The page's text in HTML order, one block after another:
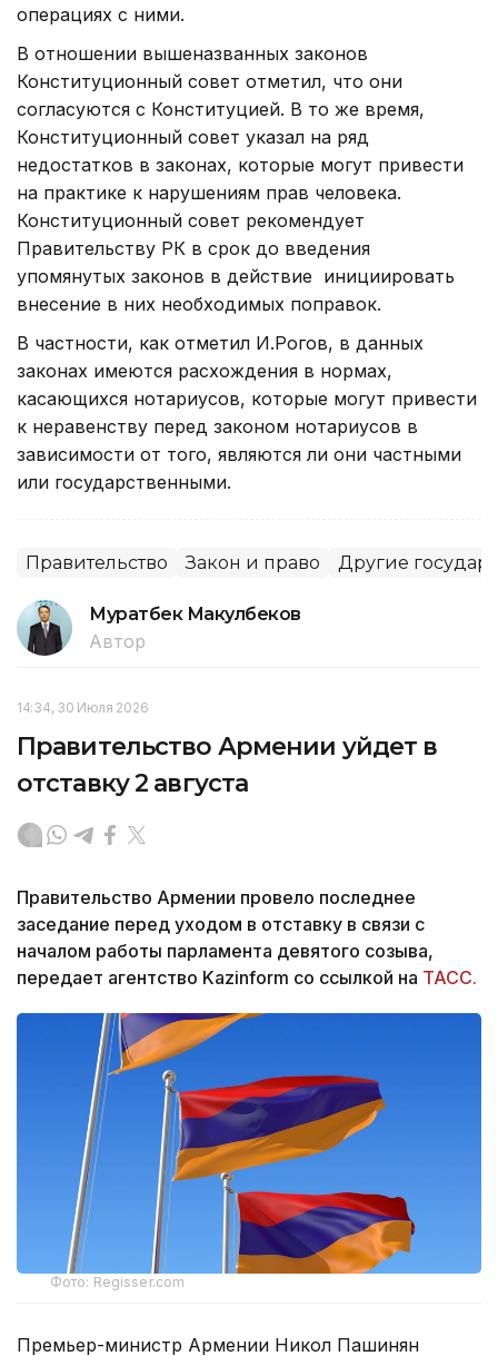
операциях с ними.
В отношении вышеназванных законов
Конституционный совет отметил, что они
согласуются с Конституцией. В то же время,
Конституционный совет указал на ряд
недостатков в законах, которые могут привести
на практике к нарушениям прав человека.
Конституционный совет рекомендует
Правительству РК в срок до введения
упомянутых законов в действие инициировать
внесение в них необходимых поправок.
В частности, как отметил И.Рогов, в данных
законах имеются расхождения в нормах,
касающихся нотариусов, которые могут привести
к неравенству перед законом нотариусов в
зависимости от того, являются ли они частными
или государственными.
Правительство Закон и право Другие
Муратбек Макулбеков
Автор
14:34, 30 Июля 2026
Правительство Армении уйдет в
отставку 2 августа
Правительство Армении провело последнее
заседание перед уходом в отставку в связи с
началом работы парламента девятого созыва,
передает агентство Kazinform со ссылкой на ТАСС.
Фото: Regisser.com
Премьер-министр Армении Никол Пашинян